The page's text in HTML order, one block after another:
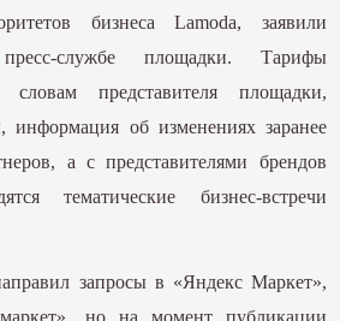
бизнеса Lamoda, заявили
службе площадки. Тарифы
представителя площадки,
информация об изменениях заранее
а с представителями брендов
тематические бизнес-встречи
запросы в «‎Яндекс Маркет»,